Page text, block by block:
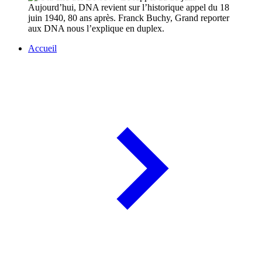
Aujourd’hui, DNA revient sur l’historique appel du 18
juin 1940, 80 ans après. Franck Buchy, Grand reporter
aux DNA nous l’explique en duplex.
Accueil